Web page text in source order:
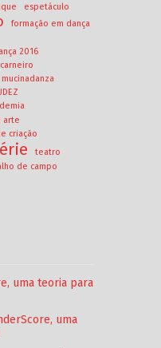
espetáculo
formação em dança
2016
mucinadanza
arte
criação
teatro
de campo
uma teoria para
uma